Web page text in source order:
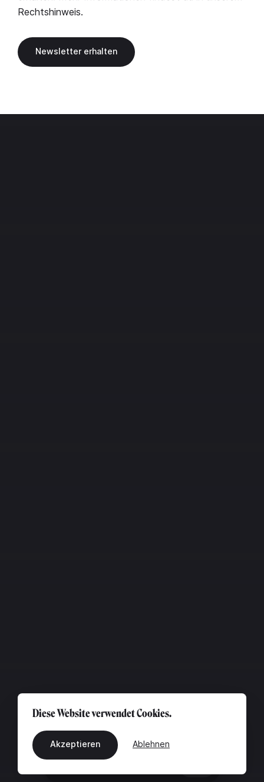
Rechtshinweis.
Diese Website verwendet Cookies.
Akzeptieren Ablehnen